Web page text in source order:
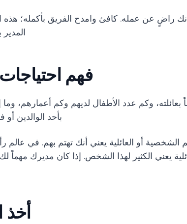
راضٍ عن عمله. كافئ وامدح الفريق بأكمله؛ هذه
فهم
وكم عدد الأطفال لديهم وكم أعمارهم، وما
بأحد الوالدين
الشخصية أو العائلية يعني أنك تهتم بهم. في عالم
يعني الكثير لهذا الشخص. إذا كان مديرك مهماً
أخذ